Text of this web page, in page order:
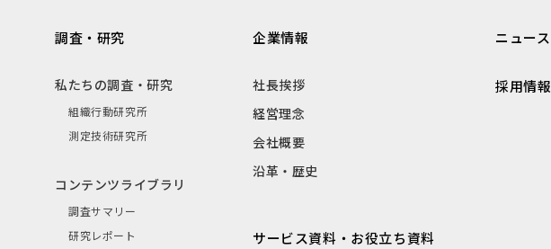
調査・研究
私たちの調査・研究
組織行動研究所
測定技術研究所
コンテンツライブラリ
調査サマリー
研究レポート
企業情報
社長挨拶
経営理念
会社概要
沿革・歴史
サービス資料・お役立ち資料
ニュース
採用情報